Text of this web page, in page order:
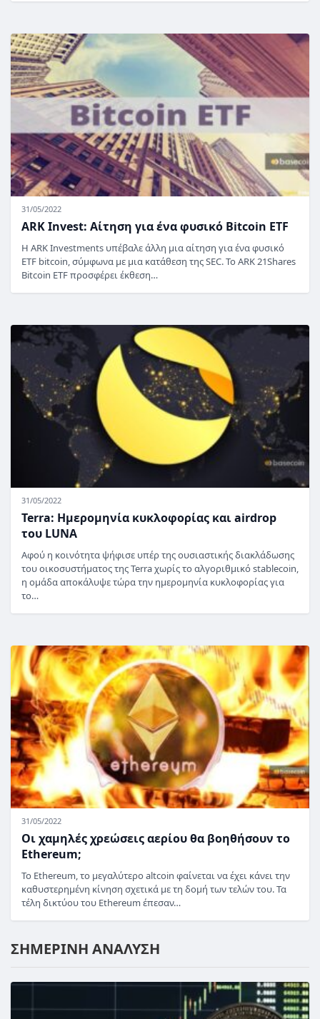
31/05/2022
ARK Invest: Αίτηση για ένα φυσικό Bitcoin ETF
Η ARK Investments υπέβαλε άλλη μια αίτηση για ένα φυσικό
ETF bitcoin, σύμφωνα με μια κατάθεση της SEC. Το ARK 21Shares
Bitcoin ETF προσφέρει έκθεση…
31/05/2022
Terra: Ημερομηνία κυκλοφορίας και airdrop
του LUNA
Αφού η κοινότητα ψήφισε υπέρ της ουσιαστικής διακλάδωσης
του οικοσυστήματος της Terra χωρίς το αλγοριθμικό stablecoin,
η ομάδα αποκάλυψε τώρα την ημερομηνία κυκλοφορίας για
το…
31/05/2022
Οι χαμηλές χρεώσεις αερίου θα βοηθήσουν το
Ethereum;
Το Ethereum, το μεγαλύτερο altcoin φαίνεται να έχει κάνει την
καθυστερημένη κίνηση σχετικά με τη δομή των τελών του. Τα
τέλη δικτύου του Ethereum έπεσαν…
ΣΗΜΕΡΙΝΗ ΑΝΑΛΥΣΗ